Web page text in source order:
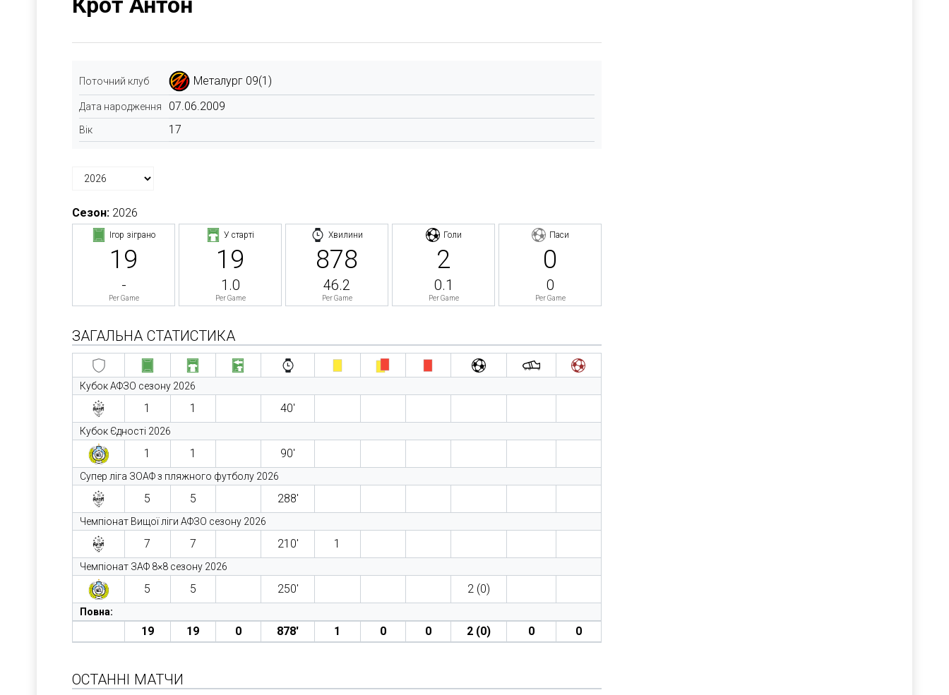
Поточний клуб Металург 09(1)
Дата народження 07.06.2009
Вік 17
Сезон: 2026
Ігор зіграно
19
-
Per Game
У старті
19
1.0
Per Game
Хвилини
878
46.2
Per Game
Голи
2
0.1
Per Game
Паси
0
0
Per Game
ЗАГАЛЬНА СТАТИСТИКА
Кубок АФЗО сезону 2026
1 1 40′
Кубок Єдності 2026
1 1 90′
Супер ліга ЗОАФ з пляжного футболу 2026
5 5 288′
Чемпіонат Вищої ліги АФЗО сезону 2026
7 7 210′ 1
Чемпіонат ЗАФ 8×8 сезону 2026
5 5 250′ 2 (0)
Повна:
19 19 0 878′ 1 0 0 2 (0) 0 0
ОСТАННІ МАТЧИ